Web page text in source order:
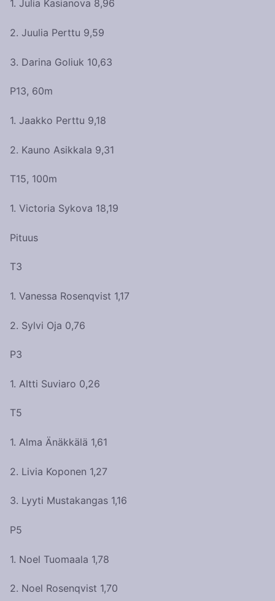
1. Julia Kasianova 8,96
2. Juulia Perttu 9,59
3. Darina Goliuk 10,63
P13, 60m
1. Jaakko Perttu 9,18
2. Kauno Asikkala 9,31
T15, 100m
1. Victoria Sykova 18,19
Pituus
T3
1. Vanessa Rosenqvist 1,17
2. Sylvi Oja 0,76
P3
1. Altti Suviaro 0,26
T5
1. Alma Änäkkälä 1,61
2. Livia Koponen 1,27
3. Lyyti Mustakangas 1,16
P5
1. Noel Tuomaala 1,78
2. Noel Rosenqvist 1,70